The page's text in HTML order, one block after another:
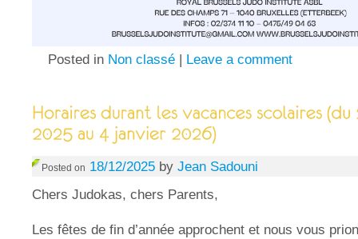
Posted in Non classé | Leave a comment
Posted on 18/12/2025 by Jean Sadouni
Chers Judokas, chers Parents,
Les fêtes de fin d’année approchent et nous vous